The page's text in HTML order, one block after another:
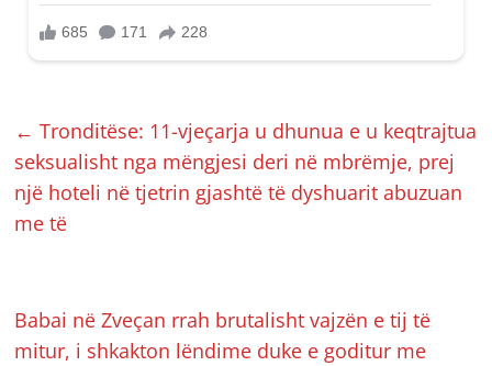
← Tronditëse: 11-vjeçarja u dhunua e u keqtrajtua
seksualisht nga mëngjesi deri në mbrëmje, prej
një hoteli në tjetrin gjashtë të dyshuarit abuzuan
me të
Babai në Zveçan rrah brutalisht vajzën e tij të
mitur, i shkakton lëndime duke e goditur me